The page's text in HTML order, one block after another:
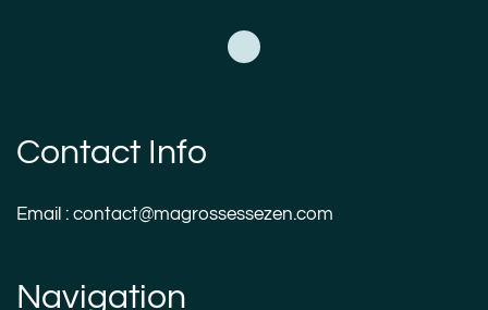
Contact Info
Email : contact@magrossessezen.com
Navigation